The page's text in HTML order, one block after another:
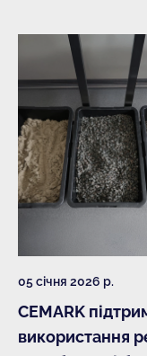
05 січня 2026 р.
CEMARK
використання